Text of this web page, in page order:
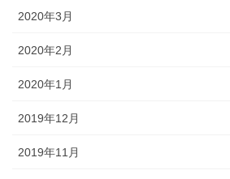
2020年3月
2020年2月
2020年1月
2019年12月
2019年11月